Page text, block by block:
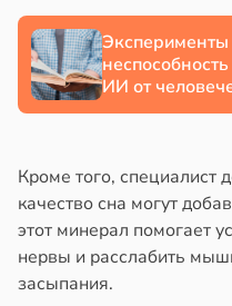
ИИ от
Кроме того, специалист
качество сна могут
этот минерал помогает
нервы и расслабить
засыпания.